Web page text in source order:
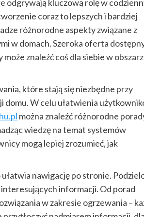
odgrywają kluczową rolę w
coraz to lepszych i bardziej
różnorodne aspekty związane z
w domach. Szeroka oferta
znaleźć coś dla siebie w
które stają się niezbędne przy
W celu ułatwienia
można znaleźć różnorodne
wiedzę na temat systemów
mogą lepiej zrozumieć, jak
nawigację po stronie.
informacji. Od porad
w zakresie ogrzewania –